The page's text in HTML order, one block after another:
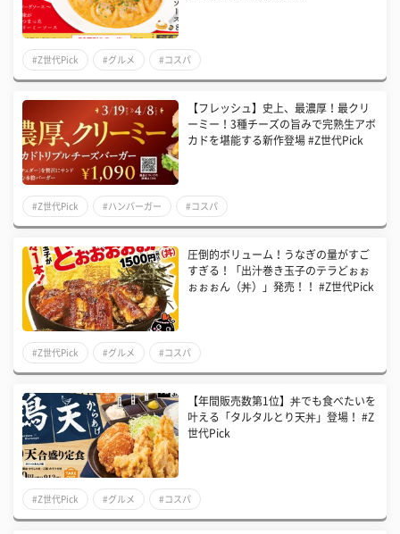
#Z世代Pick #グルメ #コスパ
【フレッシュ】史上、最濃厚！最クリ
ーミー！3種チーズの旨みで完熟生アボ
カドを堪能する新作登場 #Z世代Pick
#Z世代Pick #ハンバーガー #コスパ
圧倒的ボリューム！うなぎの量がすご
すぎる！「出汁巻き玉子のテラどぉぉ
ぉぉぉん（丼）」発売！！ #Z世代Pick
#Z世代Pick #グルメ #コスパ
【年間販売数第1位】丼でも食べたいを
叶える「タルタルとり天丼」登場！ #Z
世代Pick
#Z世代Pick #グルメ #コスパ